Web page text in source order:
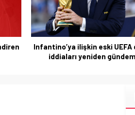
Infantino’nun Geçmişi ve
Yeni İddialar